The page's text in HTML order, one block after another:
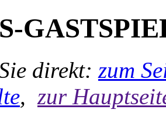
direkt: zum
, zur